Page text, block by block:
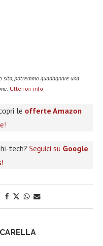
potremmo guadagnare una
Ulteriori info
le offerte Amazon
tech? Seguici su Google
!